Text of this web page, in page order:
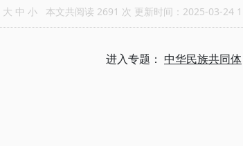
大 中 小 本文共阅读 2691 次 更新时间：2025-03-24
进入专题： 中华民族共同体